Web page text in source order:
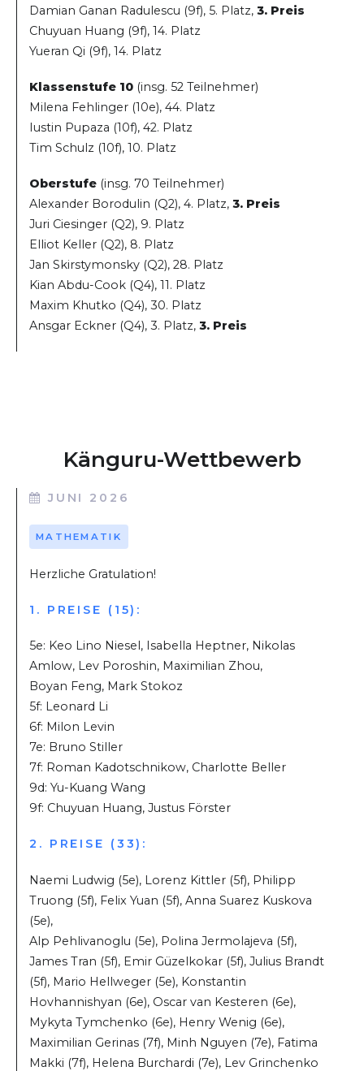
Damian Ganan Radulescu (9f), 5. Platz, 3. Preis
Chuyuan Huang (9f), 14. Platz
Yueran Qi (9f), 14. Platz
Klassenstufe 10 (insg. 52 Teilnehmer)
Milena Fehlinger (10e), 44. Platz
Iustin Pupaza (10f), 42. Platz
Tim Schulz (10f), 10. Platz
Oberstufe (insg. 70 Teilnehmer)
Alexander Borodulin (Q2), 4. Platz, 3. Preis
Juri Ciesinger (Q2), 9. Platz
Elliot Keller (Q2), 8. Platz
Jan Skirstymonsky (Q2), 28. Platz
Kian Abdu-Cook (Q4), 11. Platz
Maxim Khutko (Q4), 30. Platz
Ansgar Eckner (Q4), 3. Platz, 3. Preis
Känguru-Wettbewerb
JUNI 2026
MATHEMATIK
Herzliche Gratulation!
1. PREISE (15):
5e: Keo Lino Niesel, Isabella Heptner, Nikolas
Amlow, Lev Poroshin, Maximilian Zhou,
Boyan Feng, Mark Stokoz
5f: Leonard Li
6f: Milon Levin
7e: Bruno Stiller
7f: Roman Kadotschnikow, Charlotte Beller
9d: Yu-Kuang Wang
9f: Chuyuan Huang, Justus Förster
2. PREISE (33):
Naemi Ludwig (5e), Lorenz Kittler (5f), Philipp
Truong (5f), Felix Yuan (5f), Anna Suarez Kuskova
(5e),
Alp Pehlivanoglu (5e), Polina Jermolajeva (5f),
James Tran (5f), Emir Güzelkokar (5f), Julius Brandt
(5f), Mario Hellweger (5e), Konstantin
Hovhannishyan (6e), Oscar van Kesteren (6e),
Mykyta Tymchenko (6e), Henry Wenig (6e),
Maximilian Gerinas (7f), Minh Nguyen (7e), Fatima
Makki (7f), Helena Burchardi (7e), Lev Grinchenko